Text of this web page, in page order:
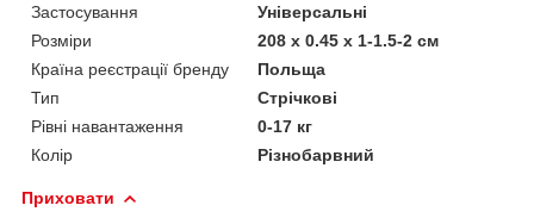
Застосування
Універсальні
Розміри
208 х 0.45 х 1-1.5-2 см
Країна реєстрації бренду
Польща
Тип
Стрічкові
Рівні навантаження
0-17 кг
Колір
Різнобарвний
Приховати